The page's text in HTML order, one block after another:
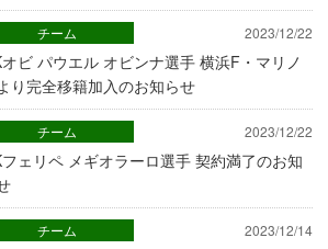
2023/12/22
ビ パウエル オビンナ選手 横浜F・マリノ
り完全移籍加入のお知らせ
チーム
2023/12/22
ェリペ メギオラーロ選手 契約満了のお知
チーム
2023/12/14
チーム